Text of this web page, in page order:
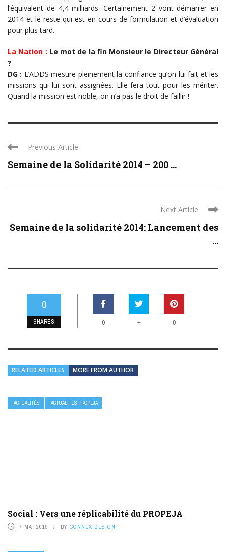
l’équivalent de 4,4 milliards. Certainement 2 vont démarrer en
2014 et le reste qui est en cours de formulation et d’évaluation
pour plus tard.
La Nation : Le mot de la fin Monsieur le Directeur Général
?
DG : L’ADDS mesure pleinement la confiance qu’on lui fait et les
missions qui lui sont assignées. Elle fera tout pour les mériter.
Quand la mission est noble, on n’a pas le droit de faillir !
Previous Article
Semaine de la Solidarité 2014 – 200 ...
Next Article
Semaine de la solidarité 2014: Lancement des
...
0
SHARES 0 + 0
RELATED ARTICLES MORE FROM AUTHOR
ACTUALITÉS ACTUALITÉS PROPEJA
Social : Vers une réplicabilité du PROPEJA
7 MAI 2019 BY CONNEX DESIGN